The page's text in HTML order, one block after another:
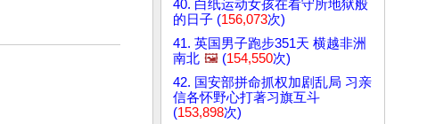
40. 白纸运动女孩在看守所地狱般
的日子 (156,073次)
41. 英国男子跑步351天 横越非洲
南北 🖼️ (154,550次)
42. 国安部拼命抓权加剧乱局 习亲
信各怀野心打著习旗互斗
(153,898次)